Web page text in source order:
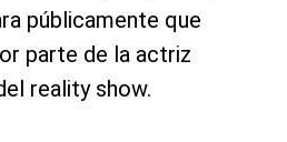
públicamente que
parte de la actriz
reality show.